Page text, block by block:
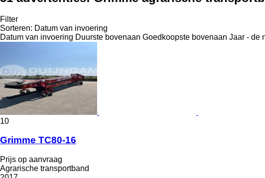
Filter
Sorteren: Datum van invoering
Datum van invoering Duurste bovenaan Goedkoopste bovenaan Jaar - de
10
Grimme TC80-16
Prijs op aanvraag
Agrarische transportband